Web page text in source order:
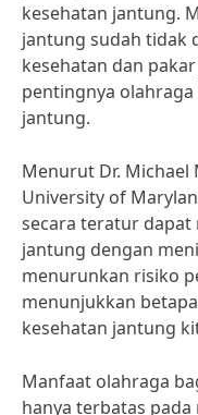
kesehatan jantung.
jantung sudah tidak
kesehatan dan
pentingnya
jantung.
Menurut Dr. Michael
University of
secara teratur dapat
jantung dengan
menurunkan risiko
menunjukkan
kesehatan jantung
Manfaat olahraga
hanya terbatas